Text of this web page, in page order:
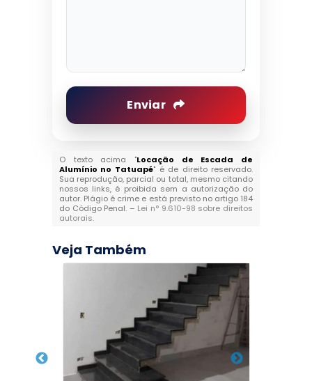
Enviar
O texto acima "Locação de Escada de
Alumínio no Tatuapé" é de direito reservado.
Sua reprodução, parcial ou total, mesmo citando
nossos links, é proibida sem a autorização do
autor. Plágio é crime e está previsto no artigo 184
do Código Penal. – Lei n° 9.610-98 sobre direitos
autorais.
Veja Também